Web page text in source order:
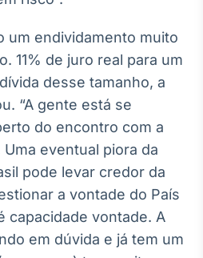
Curadoria
Curadoria de
conteúdos
noticiosos
Radar
Monitoramento
inteligente de
conteúdos
um endividamento muito
11% de juro real para um
desse tamanho, a
“A gente está se
do encontro com a
eventual piora da
pode levar credor da
a vontade do País
capacidade vontade. A
em dúvida e já tem um